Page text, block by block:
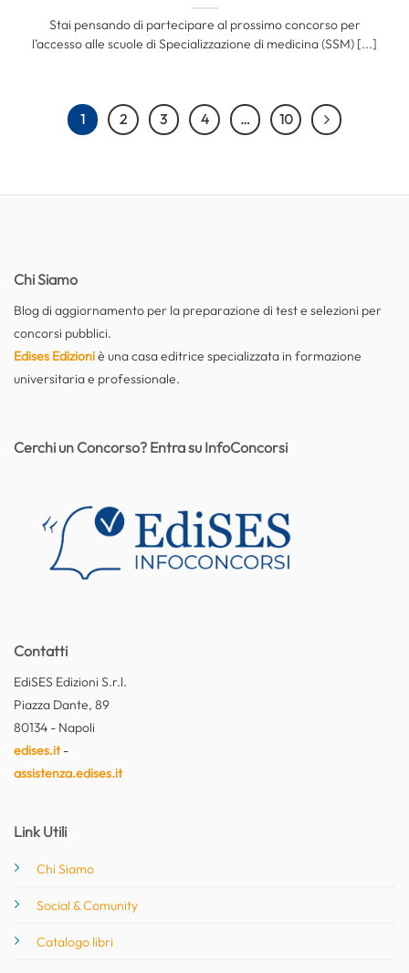
Stai pensando di partecipare al prossimo concorso per
l’accesso alle scuole di Specializzazione di medicina (SSM) [...]
1 2 3 4 … 10
Chi Siamo
Blog di aggiornamento per la preparazione di test e selezioni per
concorsi pubblici.
Edises Edizioniè una casa editrice specializzata in formazione
universitaria e professionale.
Contatti
EdiSES Edizioni S.r.l.
Piazza Dante, 89
80134 - Napoli
edises.it-
assistenza.edises.it
Link Utili
Chi Siamo
Social & Comunity
Catalogo libri
Cerchi un Concorso? Entra su InfoConcorsi